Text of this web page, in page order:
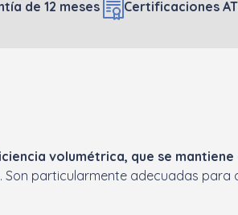
de 12 meses Certificaciones
volumétrica, que se
particularmente adecuadas